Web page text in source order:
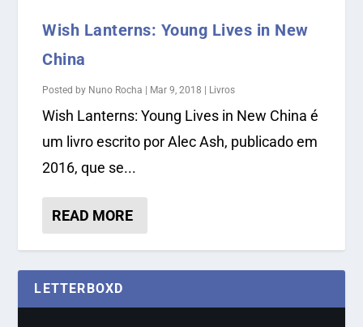
Wish Lanterns: Young Lives in New
China
Posted by Nuno Rocha | Mar 9, 2018 | Livros
Wish Lanterns: Young Lives in New China é
um livro escrito por Alec Ash, publicado em
2016, que se...
READ MORE
LETTERBOXD